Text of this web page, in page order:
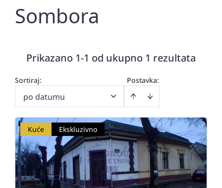
Sombora
Prikazano 1-1 od ukupno 1 rezultata
Postavka:
Sortiraj:
po datumu
Kuće Ekskluzivno